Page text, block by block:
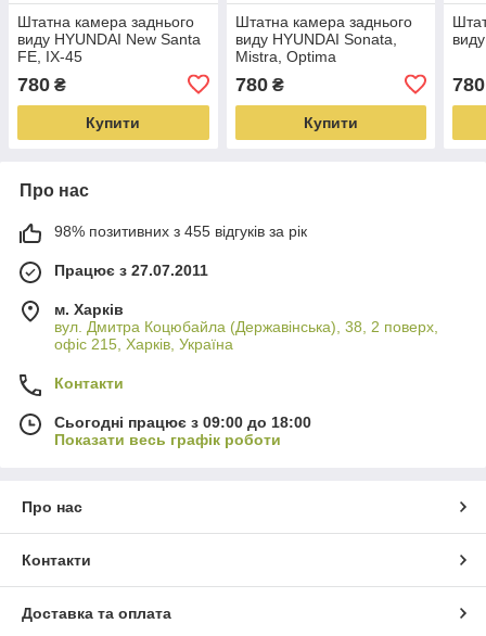
Штатна камера заднього
виду HYUNDAI New Santa
FE, IX-45
780 ₴
Купити
Штатна камера заднього
виду HYUNDAI Sonata,
Mistra, Optima
780₴
Купити
780
Про нас
98% позитивних з 455 відгуків за рік
Працює з 27.07.2011
м. Харків
вул. Дмитра Коцюбайла (Державінська), 38, 2 поверх,
офіс 215, Харків, Україна
Контакти
Сьогодні працює з 09:00 до 18:00
Показати весь графік роботи
Про нас
Контакти
Доставка та оплата